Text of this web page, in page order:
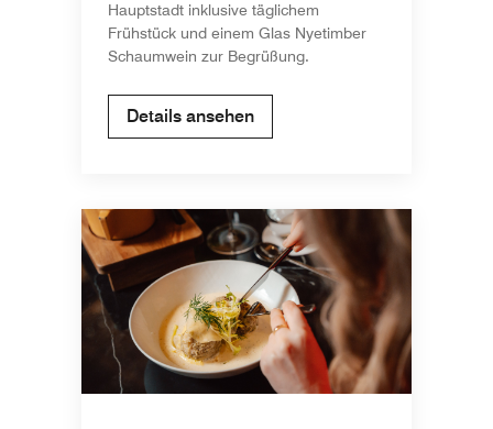
Hauptstadt inklusive täglichem
Frühstück und einem Glas Nyetimber
Schaumwein zur Begrüßung.
Details ansehen